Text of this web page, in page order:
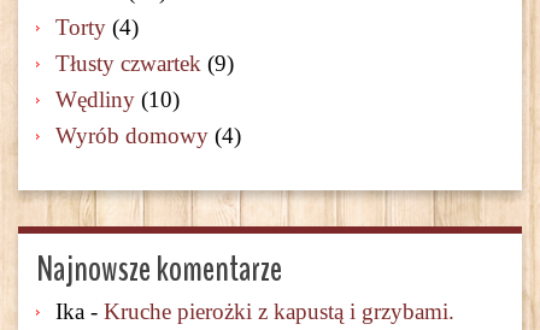
Torty (4)
Tłusty czwartek (9)
Wędliny (10)
Wyrób domowy (4)
Najnowsze komentarze
Ika - Kruche pierożki z kapustą i grzybami.